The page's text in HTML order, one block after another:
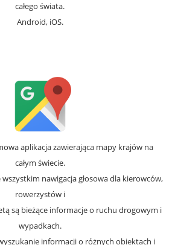
całego świata.
Android, iOS.
aplikacja zawierająca mapy krajów na
całym świecie.
nawigacja głosowa dla kierowców,
rowerzystów i
są bieżące informacje o ruchu drogowym i
wypadkach.
informacji o różnych obiektach i